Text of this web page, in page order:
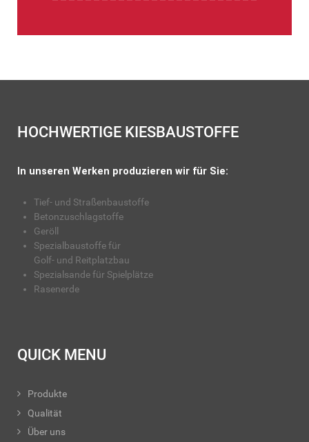
HOCHWERTIGE KIESBAUSTOFFE
In unseren Werken produzieren wir für Sie:
Tief- und Straßenbaustoffe
Betonzuschlagstoffe
Geröll
Spezialbaustoffe für
Golf- und Reitplatzbau
Spezialsande für Spielplätze
Rasenerde
QUICK MENU
Produkte
Qualität
Über uns